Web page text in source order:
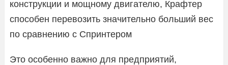
конструкции и мощному двигателю, Крафтер
способен перевозить значительно больший вес
по сравнению с Спринтером
Это особенно важно для предприятий,